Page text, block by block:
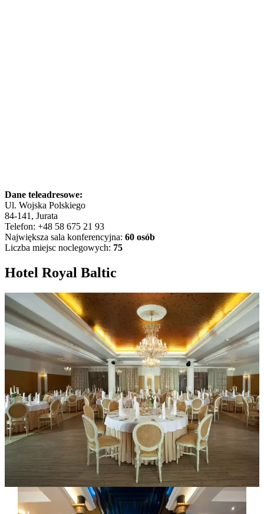
Dane teleadresowe:
Ul. Wojska Polskiego
84-141, Jurata
Telefon: +48 58 675 21 93
Największa sala konferencyjna: 60 osób
Liczba miejsc noclegowych: 75
Hotel Royal Baltic